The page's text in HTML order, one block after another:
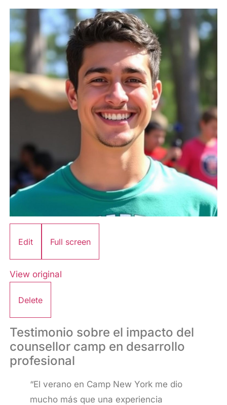
Edit Full screen
View original
Delete
Testimonio sobre el impacto del
counsellor camp en desarrollo
profesional
“El verano en Camp New York me dio
mucho más que una experiencia